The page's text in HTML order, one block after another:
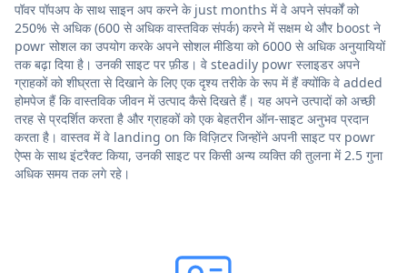
पॉवर पॉपअप के साथ साइन अप करने के just months में वे अपने संपर्कों को
250% से अधिक (600 से अधिक वास्तविक संपर्क) करने में सक्षम थे और boost ने
powr सोशल का उपयोग करके अपने सोशल मीडिया को 6000 से अधिक अनुयायियों
तक बढ़ा दिया है। उनकी साइट पर फ़ीड। वे steadily powr स्लाइडर अपने
ग्राहकों को शीघ्रता से दिखाने के लिए एक दृश्य तरीके के रूप में हैं क्योंकि वे added
होमपेज हैं कि वास्तविक जीवन में उत्पाद कैसे दिखते हैं। यह अपने उत्पादों को अच्छी
तरह से प्रदर्शित करता है और ग्राहकों को एक बेहतरीन ऑन-साइट अनुभव प्रदान
करता है। वास्तव में वे landing on कि विज़िटर जिन्होंने अपनी साइट पर powr
ऐप्स के साथ इंटरैक्ट किया, उनकी साइट पर किसी अन्य व्यक्ति की तुलना में 2.5 गुना
अधिक समय तक लगे रहे।